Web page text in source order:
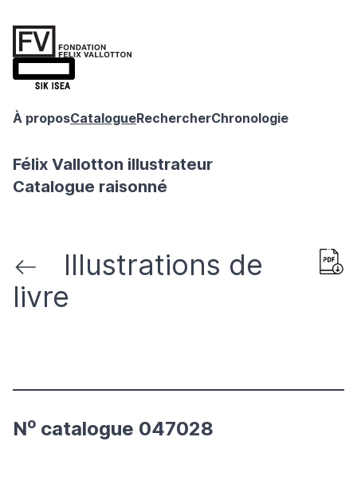
À proposCatalogueRechercherChronologie
Félix Vallotton illustrateur
Catalogue raisonné
Illustrations de
livre
No catalogue 047028